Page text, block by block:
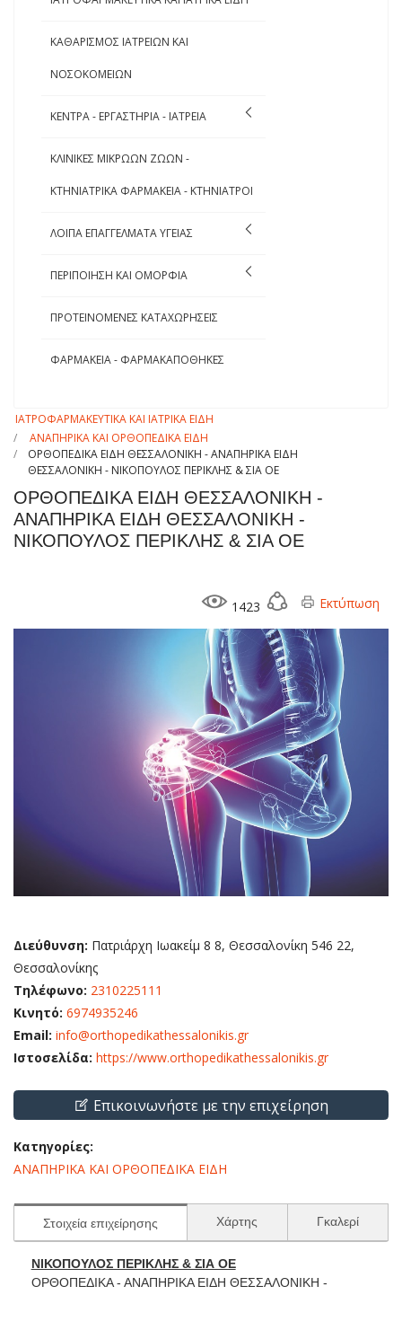
ΚΑΘΑΡΙΣΜΟΣ ΙΑΤΡΕΙΩΝ ΚΑΙ
ΝΟΣΟΚΟΜΕΙΩΝ
ΚΕΝΤΡΑ - ΕΡΓΑΣΤΗΡΙΑ - ΙΑΤΡΕΙΑ
ΚΛΙΝΙΚΕΣ ΜΙΚΡΩΩΝ ΖΩΩΝ -
ΚΤΗΝΙΑΤΡΙΚΑ ΦΑΡΜΑΚΕΙΑ - ΚΤΗΝΙΑΤΡΟΙ
ΛΟΙΠΑ ΕΠΑΓΓΕΛΜΑΤΑ ΥΓΕΙΑΣ
ΠΕΡΙΠΟΙΗΣΗ ΚΑΙ ΟΜΟΡΦΙΑ
ΠΡΟΤΕΙΝΟΜΕΝΕΣ ΚΑΤΑΧΩΡΗΣΕΙΣ
ΦΑΡΜΑΚΕΙΑ - ΦΑΡΜΑΚΑΠΟΘΗΚΕΣ
ΙΑΤΡΟΦΑΡΜΑΚΕΥΤΙΚΑ ΚΑΙ ΙΑΤΡΙΚΑ ΕΙΔΗ
ΑΝΑΠΗΡΙΚΑ ΚΑΙ ΟΡΘΟΠΕΔΙΚΑ ΕΙΔΗ
ΟΡΘΟΠΕΔΙΚΑ ΕΙΔΗ ΘΕΣΣΑΛΟΝΙΚΗ - ΑΝΑΠΗΡΙΚΑ ΕΙΔΗ
ΘΕΣΣΑΛΟΝΙΚΗ - ΝΙΚΟΠΟΥΛΟΣ ΠΕΡΙΚΛΗΣ & ΣΙΑ ΟΕ
ΟΡΘΟΠΕΔΙΚΑ ΕΙΔΗ ΘΕΣΣΑΛΟΝΙΚΗ -
ΑΝΑΠΗΡΙΚΑ ΕΙΔΗ ΘΕΣΣΑΛΟΝΙΚΗ -
ΝΙΚΟΠΟΥΛΟΣ ΠΕΡΙΚΛΗΣ & ΣΙΑ ΟΕ
1423 Εκτύπωση
Διεύθυνση: Πατριάρχη Ιωακείμ 8 8, Θεσσαλονίκη 546 22,
Θεσσαλονίκης
Τηλέφωνο: 2310225111
Κινητό: 6974935246
Email: info@orthopedikathessalonikis.gr
Ιστοσελίδα: https://www.orthopedikathessalonikis.gr
Επικοινωνήστε με την επιχείρηση
Κατηγορίες:
ΑΝΑΠΗΡΙΚΑ ΚΑΙ ΟΡΘΟΠΕΔΙΚΑ ΕΙΔΗ
Στοιχεία επιχείρησης Χάρτης Γκαλερί
ΝΙΚΟΠΟΥΛΟΣ ΠΕΡΙΚΛΗΣ & ΣΙΑ ΟΕ
ΟΡΘΟΠΕΔΙΚΑ - ΑΝΑΠΗΡΙΚΑ ΕΙΔΗ ΘΕΣΣΑΛΟΝΙΚΗ -